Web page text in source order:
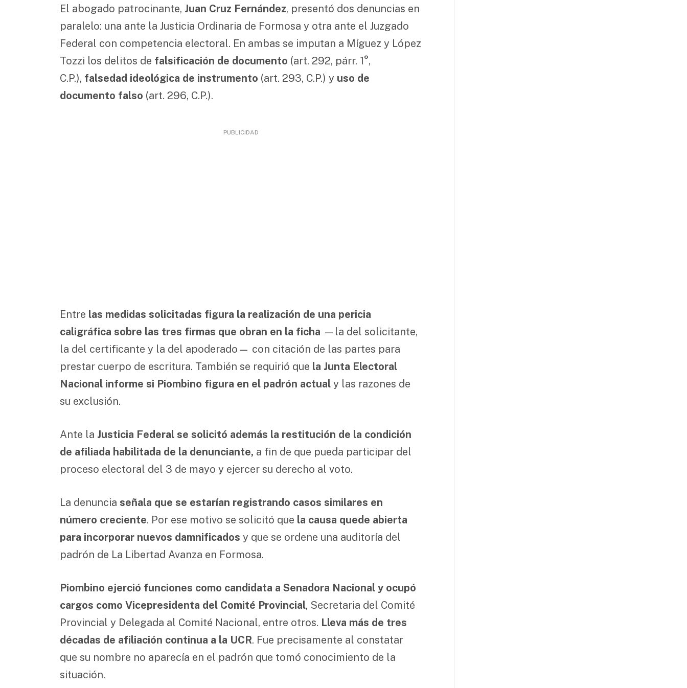
El abogado patrocinante, Juan Cruz Fernández, presentó dos denuncias en
paralelo: una ante la Justicia Ordinaria de Formosa y otra ante el Juzgado
Federal con competencia electoral. En ambas se imputan a Míguez y López
Tozzi los delitos de falsificación de documento (art. 292, párr. 1°,
C.P.), falsedad ideológica de instrumento (art. 293, C.P.) y uso de
documento falso (art. 296, C.P.).
PUBLICIDAD
Entre las medidas solicitadas figura la realización de una pericia
caligráfica sobre las tres firmas que obran en la ficha —la del solicitante,
la del certificante y la del apoderado— con citación de las partes para
prestar cuerpo de escritura. También se requirió que la Junta Electoral
Nacional informe si Piombino figura en el padrón actual y las razones de
su exclusión.
Ante la Justicia Federal se solicitó además la restitución de la condición
de afiliada habilitada de la denunciante, a fin de que pueda participar del
proceso electoral del 3 de mayo y ejercer su derecho al voto.
La denunciaseñala que se estarían registrando casos similares en
número creciente. Por ese motivo se solicitó que la causa quede abierta
para incorporar nuevos damnificadosy que se ordene una auditoría del
padrón de La Libertad Avanza en Formosa.
Piombino ejerció funciones como candidata a Senadora Nacional y ocupó
cargos como Vicepresidenta del Comité Provincial, Secretaria del Comité
Provincial y Delegada al Comité Nacional, entre otros. Lleva más de tres
décadas de afiliación continua a la UCR. Fue precisamente al constatar
que su nombre no aparecía en el padrón que tomó conocimiento de la
situación.